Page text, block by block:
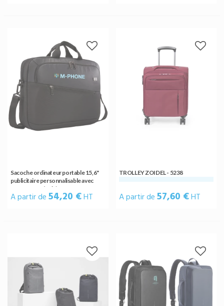
Sacoche ordinateur portable 15,6"
publicitaire personnalisable avec
rangements (noir)
A partir de54,20 €HT
TROLLEY ZOIDEL - 5238
A partir de57,60 €HT